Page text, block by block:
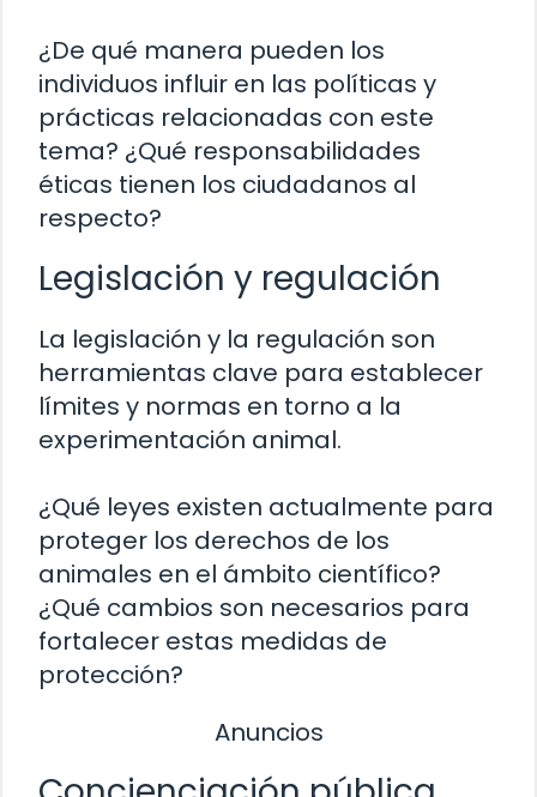
¿De qué manera pueden los
individuos influir en las políticas y
prácticas relacionadas con este
tema? ¿Qué responsabilidades
éticas tienen los ciudadanos al
respecto?
Legislación y regulación
La legislación y la regulación son
herramientas clave para establecer
límites y normas en torno a la
experimentación animal.
¿Qué leyes existen actualmente para
proteger los derechos de los
animales en el ámbito científico?
¿Qué cambios son necesarios para
fortalecer estas medidas de
protección?
Anuncios